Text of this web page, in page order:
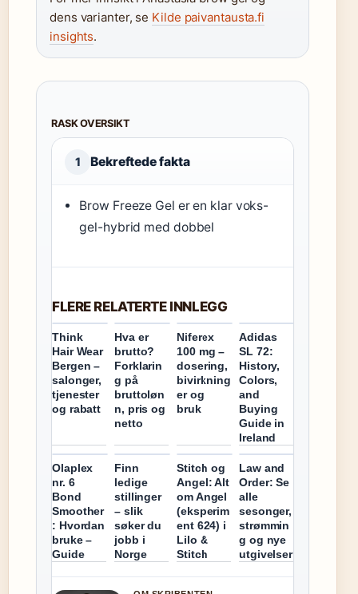
dens varianter, se Kilde paivantausta.fi
insights.
RASK OVERSIKT
1 Bekreftede fakta
Brow Freeze Gel er en klar voks-
gel-hybrid med dobbel
FLERE RELATERTE INNLEGG
Think
Hair Wear
Bergen –
salonger,
tjenester
og rabatt
Hva er
brutto?
Forklarin
g på
bruttoløn
n, pris og
netto
Niferex
100 mg –
dosering,
bivirkning
er og
bruk
Adidas
SL 72:
History,
Colors,
and
Buying
Guide in
Ireland
Olaplex
nr. 6
Bond
Smoother
: Hvordan
bruke –
Guide
Finn
ledige
stillinger
– slik
søker du
jobb i
Norge
Stitch og
Angel: Alt
om Angel
(eksperim
ent 624) i
Lilo &
Stitch
Law and
Order: Se
alle
sesonger,
strømmin
g og nye
utgivelser